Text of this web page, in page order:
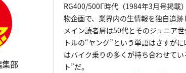
部
RG400/500Γ時代（1984年3月号掲載
物企画で、業界内の生情報を独自追跡
メイン読者層は50代とそのジュニア
トルの“ヤング”という単語はさすが
はバイク乗りの多くが持ち合わせて
ト”だ。